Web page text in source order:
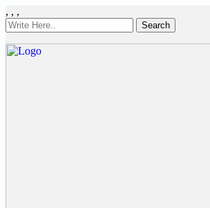
, , ,
Search